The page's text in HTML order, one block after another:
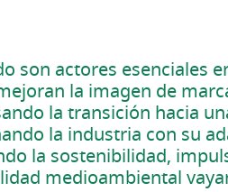
son actores
la imagen de
la transición hacia
la industria con su
la sostenibilidad,
medioambiental